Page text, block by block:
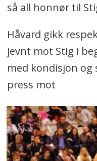
så all honnør til
Håvard gikk
jevnt mot Stig i
med kondisjon
press mot